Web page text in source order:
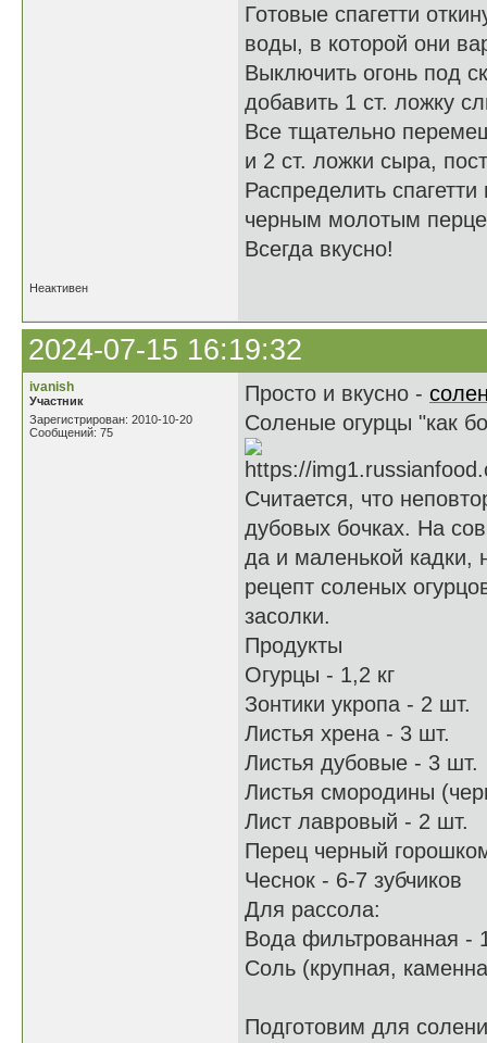
Готовые спагетти
воды, в которой они
Выключить огонь под
добавить 1 ст. ложку
Все тщательно
и 2 ст. ложки сыра,
Распределить
черным молотым
Всегда вкусно!
Неактивен
2024-07-15 16:19:32
ivanish
Участник
Зарегистрирован: 2010-10-20
Сообщений: 75
Просто и вкусно -
Соленые огурцы "как
Считается, что
дубовых бочках. На
да и маленькой кадки,
рецепт соленых
засолки.
Продукты
Огурцы - 1,2 кг
Зонтики укропа - 2 шт.
Листья хрена - 3 шт.
Листья дубовые - 3 шт.
Листья смородины
Лист лавровый - 2 шт.
Перец черный
Чеснок - 6-7 зубчиков
Для рассола:
Вода фильтрованная -
Соль (крупная,
Подготовим для